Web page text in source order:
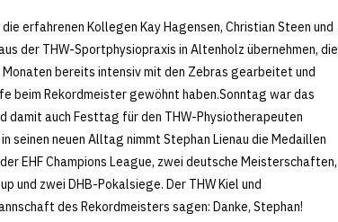
erfahrenen Kollegen Kay Hagensen, Christian Steen und
der THW-Sportphysiopraxis in Altenholz übernehmen, die
Monaten bereits intensiv mit den Zebras gearbeitet und
beim Rekordmeister gewöhnt haben.Sonntag war das
damit auch Festtag für den THW-Physiotherapeuten
seinen neuen Alltag nimmt Stephan Lienau die Medaillen
EHF Champions League, zwei deutsche Meisterschaften,
und zwei DHB-Pokalsiege. Der THW Kiel und
des Rekordmeisters sagen: Danke, Stephan!